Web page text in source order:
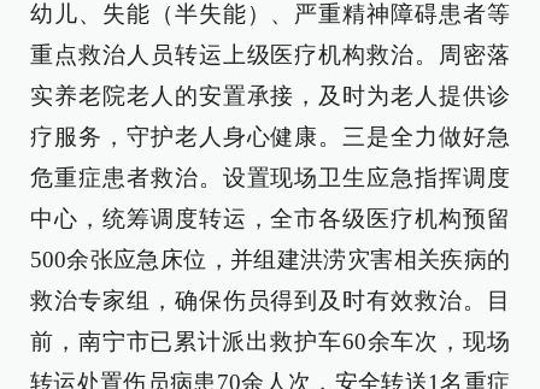
幼儿、失能（半失能）、严重精神障碍患者等
重点救治人员转运上级医疗机构救治。周密落
实养老院老人的安置承接，及时为老人提供诊
疗服务，守护老人身心健康。三是全力做好急
危重症患者救治。设置现场卫生应急指挥调度
中心，统筹调度转运，全市各级医疗机构预留
500余张应急床位，并组建洪涝灾害相关疾病的
救治专家组，确保伤员得到及时有效救治。目
前，南宁市已累计派出救护车60余车次，现场
转运处置伤员病患70余人次，安全转送1名重症